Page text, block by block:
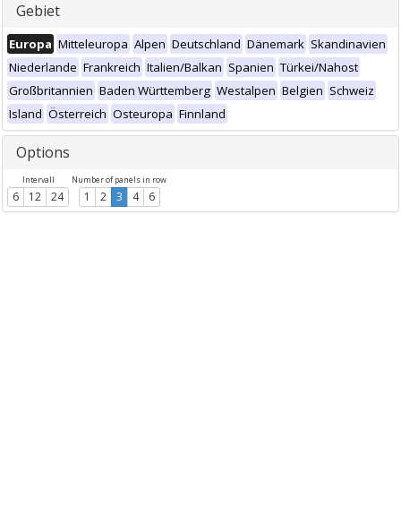
Gebiet
Europa Mitteleuropa Alpen Deutschland Dänemark Skandinavien
Niederlande Frankreich Italien/Balkan Spanien Türkei/Nahost
Großbritannien Baden Württemberg Westalpen Belgien Schweiz
Island Österreich Osteuropa Finnland
Options
Intervall
6 12 24
Number of panels in row
1 2 3 4 6